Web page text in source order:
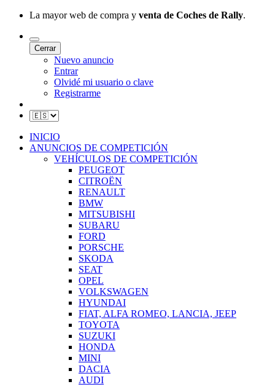
La mayor web de compra y venta de Coches de Rally.
Cerrar
Nuevo anuncio
Entrar
Olvidé mi usuario o clave
Registrarme
INICIO
ANUNCIOS DE COMPETICIÓN
VEHÍCULOS DE COMPETICIÓN
PEUGEOT
CITROËN
RENAULT
BMW
MITSUBISHI
SUBARU
FORD
PORSCHE
SKODA
SEAT
OPEL
VOLKSWAGEN
HYUNDAI
FIAT, ALFA ROMEO, LANCIA, JEEP
TOYOTA
SUZUKI
HONDA
MINI
DACIA
AUDI